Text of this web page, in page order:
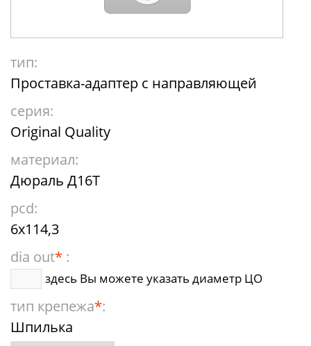
тип:
Проставка-адаптер с направляющей
серия:
Original Quality
материал:
Дюраль Д16Т
pcd:
6x114,3
dia out* :
здесь Вы можете указать диаметр ЦО
тип крепежа*:
Шпилька